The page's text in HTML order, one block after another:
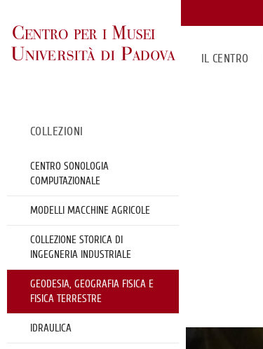
IL CENTRO
COLLEZIONI
CENTRO SONOLOGIA
COMPUTAZIONALE
MODELLI MACCHINE AGRICOLE
COLLEZIONE STORICA DI
INGEGNERIA INDUSTRIALE
GEODESIA, GEOGRAFIA FISICA E
FISICA TERRESTRE
IDRAULICA